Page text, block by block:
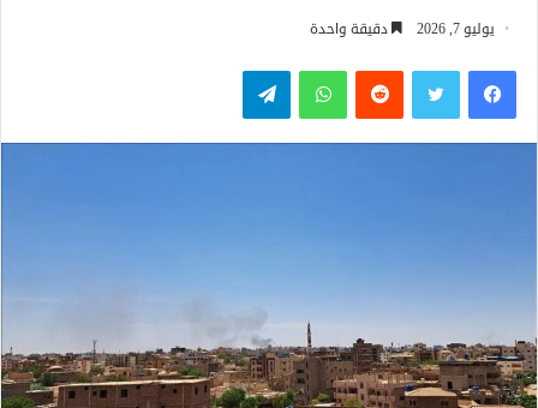
يوليو 7, 2026 دقيقة واحدة
فيسبوكتويتر واتساب تيلقرام